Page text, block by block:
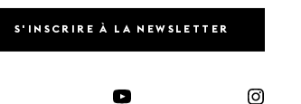
S'INSCRIRE À LA NEWSLETTER